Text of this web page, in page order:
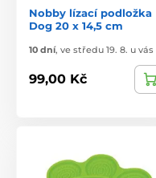
Nobby lízací podložka
Dog 20 x 14,5 cm
10 dní, ve středu 19. 8. u vás
99,00 Kč